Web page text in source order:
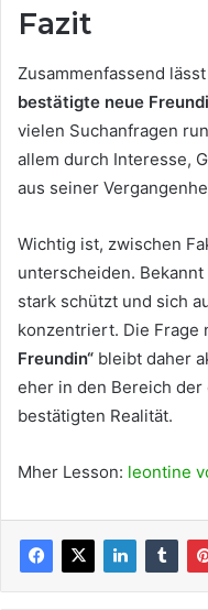
Fazit
Zusammenfassend
bestätigte neue
vielen Suchanfragen
allem durch Interesse,
aus seiner
Wichtig ist, zwischen
unterscheiden.
stark schützt und sich
konzentriert. Die Frage
Freundin“ bleibt daher
eher in den Bereich
bestätigten Realität.
Mher Lesson: leontine